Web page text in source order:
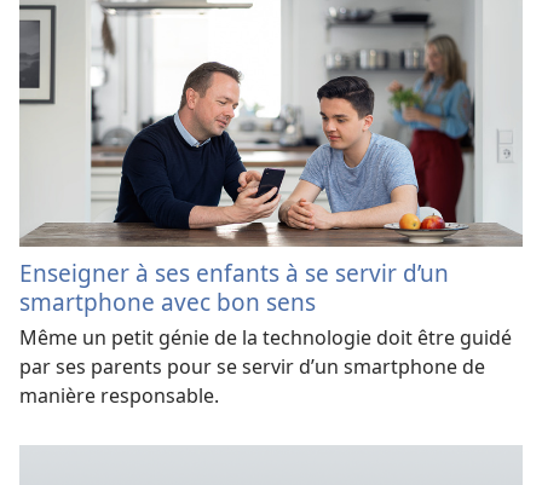
Enseigner à ses enfants à se servir d’un
smartphone avec bon sens
Même un petit génie de la technologie doit être guidé
par ses parents pour se servir d’un smartphone de
manière responsable.